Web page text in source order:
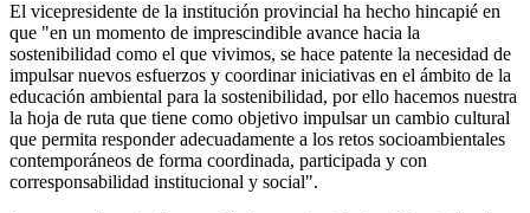
El vicepresidente de la institución provincial ha hecho hincapié en
que "en un momento de imprescindible avance hacia la
sostenibilidad como el que vivimos, se hace patente la necesidad de
impulsar nuevos esfuerzos y coordinar iniciativas en el ámbito de la
educación ambiental para la sostenibilidad, por ello hacemos nuestra
la hoja de ruta que tiene como objetivo impulsar un cambio cultural
que permita responder adecuadamente a los retos socioambientales
contemporáneos de forma coordinada, participada y con
corresponsabilidad institucional y social".